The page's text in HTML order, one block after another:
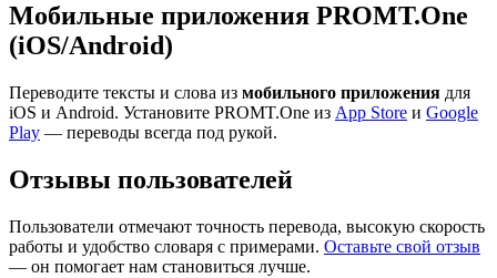
Мобильные приложения PROMT.One
(iOS/Android)
Переводите тексты и слова из мобильного приложения для
iOS и Android. Установите PROMT.One из App Store и Google
Play — переводы всегда под рукой.
Отзывы пользователей
Пользователи отмечают точность перевода, высокую скорость
работы и удобство словаря с примерами. Оставьте свой отзыв
— он помогает нам становиться лучше.